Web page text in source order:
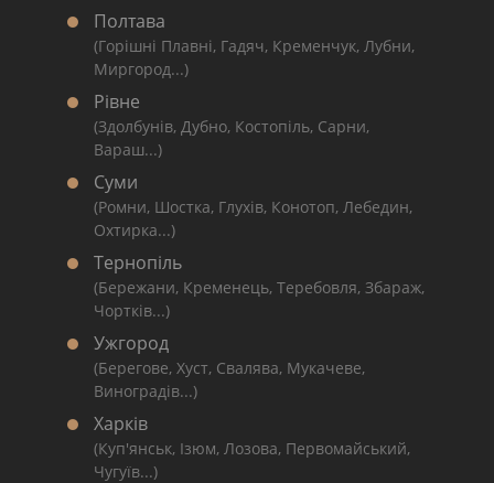
Полтава
(Горішні Плавні, Гадяч, Кременчук, Лубни,
Миргород...)
Рівне
(Здолбунів, Дубно, Костопіль, Сарни,
Вараш...)
Суми
(Ромни, Шостка, Глухів, Конотоп, Лебедин,
Охтирка...)
Тернопіль
(Бережани, Кременець, Теребовля, Збараж,
Чортків...)
Ужгород
(Берегове, Хуст, Свалява, Мукачеве,
Виноградів...)
Харків
(Куп'янськ, Ізюм, Лозова, Первомайський,
Чугуїв...)